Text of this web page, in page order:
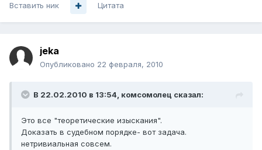
Вставить ник Цитата
jeka
Опубликовано 22 февраля, 2010
В 22.02.2010 в 13:54, комсомолец сказал:
Это все "теоретические изыскания".
Доказать в судебном порядке- вот задача.
нетривиальная совсем.